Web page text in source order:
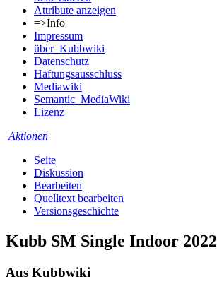
Attribute anzeigen
=>Info
Impressum
über_Kubbwiki
Datenschutz
Haftungsausschluss
Mediawiki
Semantic_MediaWiki
Lizenz
Aktionen
Seite
Diskussion
Bearbeiten
Quelltext bearbeiten
Versionsgeschichte
Kubb SM Single Indoor 2022
Aus Kubbwiki